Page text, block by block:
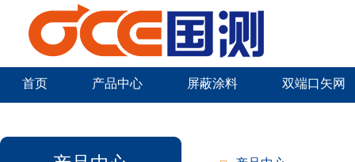
首页 产品中心 屏蔽涂料 双端口矢网